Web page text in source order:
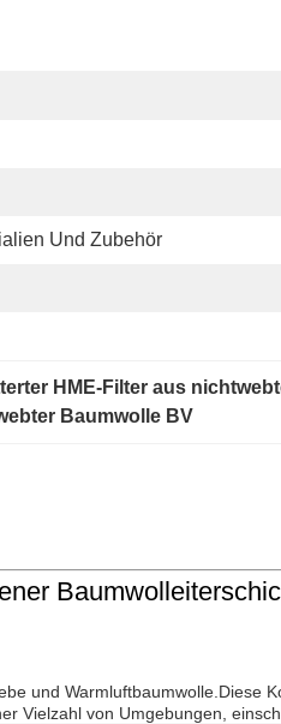
Und Zubehör
HME-Filter aus
Baumwolle BV
und
Vielzahl von Umgebungen,